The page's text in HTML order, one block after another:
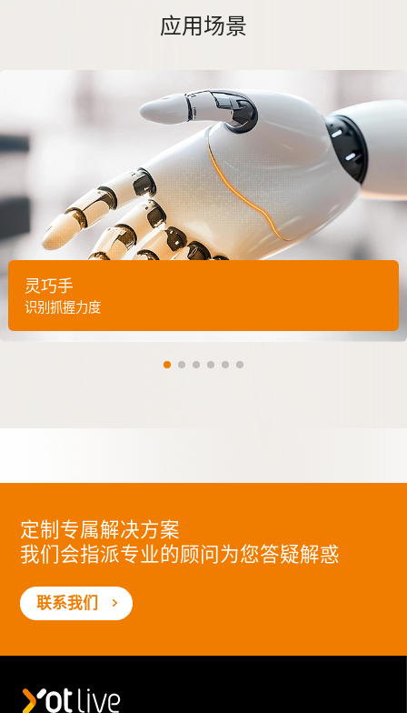
应用场景
灵巧手
识别抓握力度
定制专属解决方案
我们会指派专业的顾问为您答疑解惑
联系我们